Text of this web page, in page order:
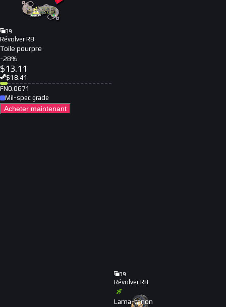
89
Révolver R8
Toile pourpre
-28%
$13.11
$18.41
FN0.0671
Mil-spec grade
Acheter maintenant
89
Révolver R8
Lama-canon